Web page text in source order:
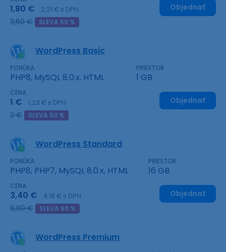
1,80 € 2,21 € s DPH
3,60 € SLEVA 50 %
Objednať
WordPress Basic
PONÚKA
PHP8, MySQL 8.0.x, HTML
PRIESTOR
1 GB
CENA
1 € 1,23 € s DPH
2 € SLEVA 50 %
Objednať
WordPress Standard
PONÚKA
PHP8, PHP7, MySQL 8.0.x, HTML
PRIESTOR
16 GB
CENA
3,40 € 4,18 € s DPH
6,80 € SLEVA 50 %
Objednať
WordPress Premium